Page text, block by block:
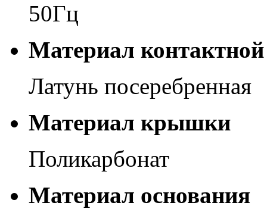
50Гц
Материал
Латунь посеребренная
Материал крышки
Поликарбонат
Материал основания